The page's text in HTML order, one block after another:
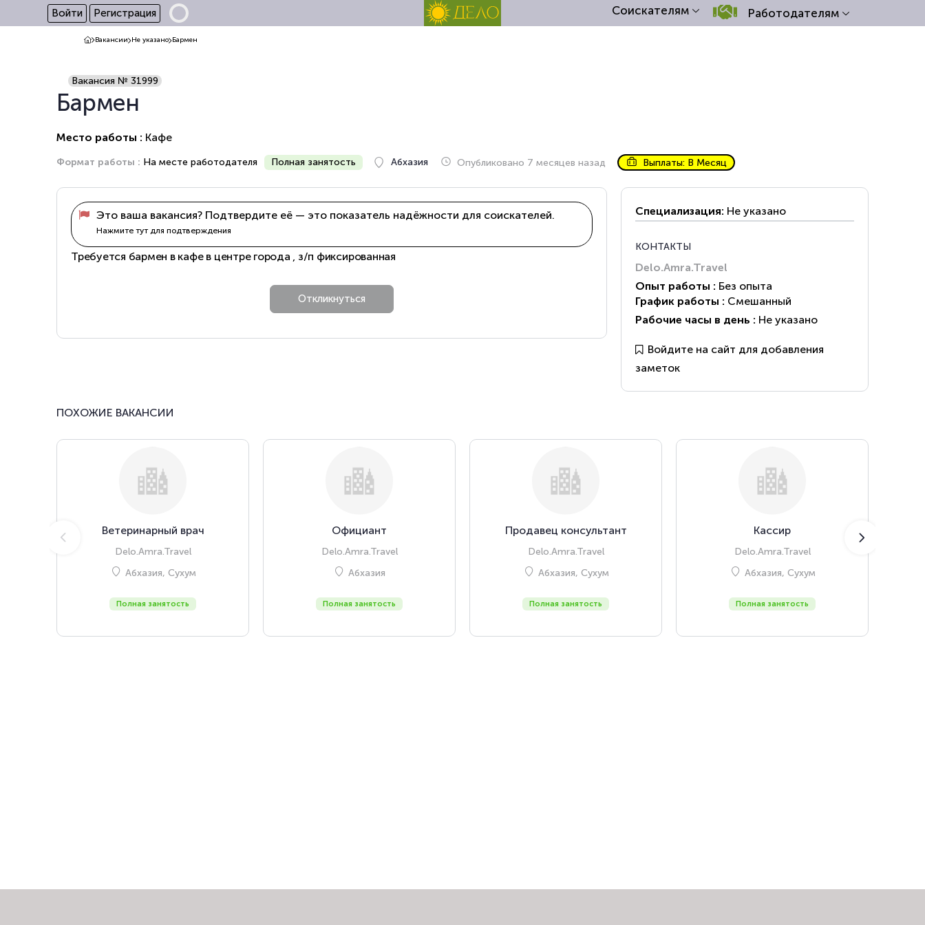
Войти Регистрация Соискателям Работодателям
Вакансии Не указано Бармен
Бармен
Место работы : Кафе
Формат работы : На месте работодателя Полная занятость Абхазия Опубликовано 7 месяцев назад Выплаты: В Месяц
Вакансия № 31999
Это ваша вакансия? Подтвердите её — это показатель надёжности для соискателей.
Нажмите тут для подтверждения
Требуется бармен в кафе в центре города , з/п фиксированная
Специализация: Не указано
КОНТАКТЫ
Delo.Amra.Travel
Опыт работы : Без опыта
График работы : Смешанный
Рабочие часы в день : Не указано
Войдите на сайт для добавления
заметок
ПОХОЖИЕ ВАКАНСИИ
Ветеринарный врач
Delo.Amra.Travel
Абхазия, Сухум
Полная занятость
Официант
Delo.Amra.Travel
Абхазия
Полная занятость
Продавец консультант
Delo.Amra.Travel
Абхазия, Сухум
Полная занятость
Кассир
Delo.Amra.Travel
Абхазия, Сухум
Полная занятость